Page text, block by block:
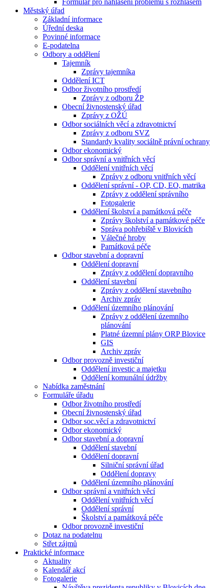
Formulář pro nahlášení problému s rozhlasem
Městský úřad
Základní informace
Úřední deska
Povinné informace
E-podatelna
Odbory a oddělení
Tajemník
Zprávy tajemníka
Oddělení ICT
Odbor životního prostředí
Zprávy z odboru ŽP
Obecní živnostenský úřad
Zprávy z OŽÚ
Odbor sociálních věcí a zdravotnictví
Zprávy z odboru SVZ
Standardy kvality sociálně právní ochrany
Odbor ekonomický
Odbor správní a vnitřních věcí
Oddělení vnitřních věcí
Zprávy z odboru vnitřních věcí
Oddělení správní - OP, CD, EO, matrika
Zprávy z oddělení správního
Fotogalerie
Oddělení školství a památková péče
Zprávy školství a památkové péče
Správa pohřebiště v Blovicích
Válečné hroby
Památková péče
Odbor stavební a dopravní
Oddělení dopravní
Zprávy z oddělení dopravního
Oddělení stavební
Zprávy z oddělení stavebního
Archiv zpráv
Oddělení územního plánování
Zprávy z oddělení územního
plánování
Platné územní plány ORP Blovice
GIS
Archiv zpráv
Odbor provozně investiční
Oddělení investic a majetku
Oddělení komunální údržby
Nabídka zaměstnání
Formuláře úřadu
Odbor životního prostředí
Obecní živnostenský úřad
Odbor soc.věcí a zdravotnictví
Odbor ekonomický
Odbor stavební a dopravní
Oddělení stavební
Oddělení dopravní
Silniční správní úřad
Oddělení dopravy
Oddělení územního plánování
Odbor správní a vnitřních věcí
Oddělení vnitřních věcí
Oddělení správní
Školství a památková péče
Odbor provozně investiční
Dotaz na podatelnu
Střet zájmů
Praktické informace
Aktuality
Kalendář akcí
Fotogalerie